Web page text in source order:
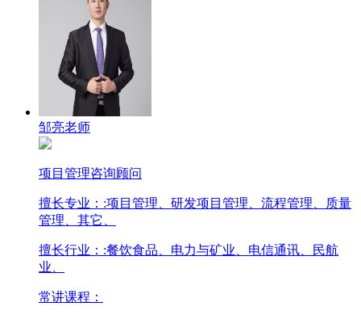
邹亮老师
项目管理咨询顾问
擅长专业： :项目管理、研发项目管理、流程管理、质量
管理、其它、
擅长行业： :餐饮食品、电力与矿业、电信通讯、民航
业、
常讲课程：